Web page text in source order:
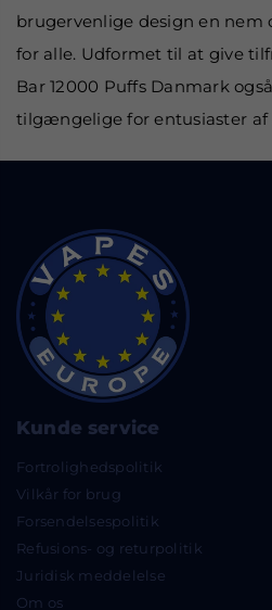
brugervenlige design en nem
for alle. Udformet til at give
Bar 12000 Puffs Danmark
tilgængelige for entusiaster af
Kunde service
Fortrolighedspolitik
Vilkår for brug
Forsendelsespolitik
Refusions- og returpolitik
Juridisk meddelelse
Om os